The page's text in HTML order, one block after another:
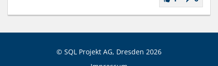
© SQL Projekt AG, Dresden 2026